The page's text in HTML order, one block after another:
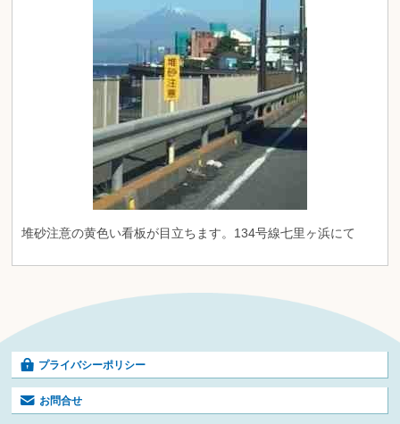
堆砂注意の黄色い看板が目立ちます。134号線七里ヶ浜にて
プライバシーポリシー
お問合せ